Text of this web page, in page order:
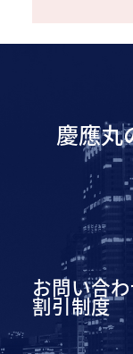
慶應丸
お問い合
割引制度